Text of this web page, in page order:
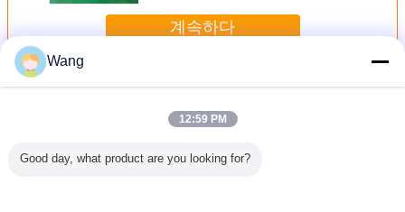
계속하다
더 많은 것
Wang
12:59 PM
Good day, what product are you looking for?